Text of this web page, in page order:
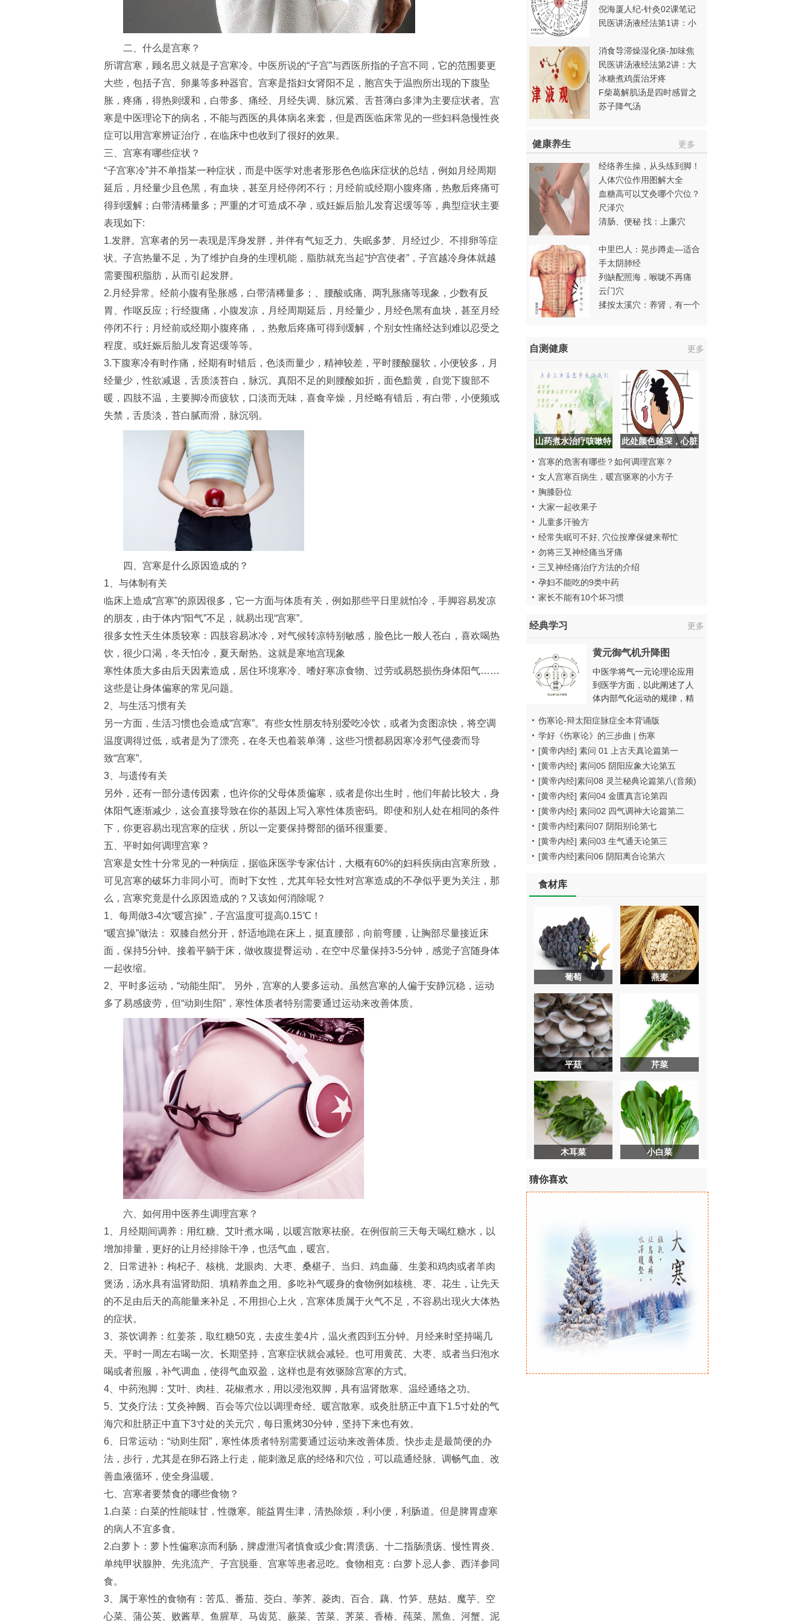
二、什么是宫寒？
所谓宫寒，顾名思义就是子宫寒冷。中医所说的“子宫”与西医所指的子宫不同，它的范围要更
大些，包括子宫、卵巢等多种器官。宫寒是指妇女肾阳不足，胞宫失于温煦所出现的下腹坠
胀，疼痛，得热则缓和，白带多、痛经、月经失调、脉沉紧、舌苔薄白多津为主要症状者。宫
寒是中医理论下的病名，不能与西医的具体病名来套，但是西医临床常见的一些妇科急慢性炎
症可以用宫寒辨证治疗，在临床中也收到了很好的效果。
三、宫寒有哪些症状？
“子宫寒冷”并不单指某一种症状，而是中医学对患者形形色色临床症状的总结，例如月经周期
延后，月经量少且色黑，有血块，甚至月经停闭不行；月经前或经期小腹疼痛，热敷后疼痛可
得到缓解；白带清稀量多；严重的才可造成不孕，或妊娠后胎儿发育迟缓等等，典型症状主要
表现如下:
1.发胖。宫寒者的另一表现是浑身发胖，并伴有气短乏力、失眠多梦、月经过少、不排卵等症
状。子宫热量不足，为了维护自身的生理机能，脂肪就充当起“护宫使者”，子宫越冷身体就越
需要囤积脂肪，从而引起发胖。
2.月经异常。经前小腹有坠胀感，白带清稀量多；、腰酸或痛、两乳胀痛等现象，少数有反
胃、作呕反应；行经腹痛，小腹发凉，月经周期延后，月经量少，月经色黑有血块，甚至月经
停闭不行；月经前或经期小腹疼痛，，热敷后疼痛可得到缓解，个别女性痛经达到难以忍受之
程度。或妊娠后胎儿发育迟缓等等。
3.下腹寒冷有时作痛，经期有时错后，色淡而量少，精神较差，平时腰酸腿软，小便较多，月
经量少，性欲减退，舌质淡苔白，脉沉。真阳不足的则腰酸如折，面色黯黄，自觉下腹部不
暖，四肢不温，主要脚冷而疲软，口淡而无味，喜食辛燥，月经略有错后，有白带，小便频或
失禁，舌质淡，苔白腻而滑，脉沉弱。
四、宫寒是什么原因造成的？
1、与体制有关
临床上造成“宫寒”的原因很多，它一方面与体质有关，例如那些平日里就怕冷，手脚容易发凉
的朋友，由于体内“阳气”不足，就易出现“宫寒”。
很多女性天生体质较寒：四肢容易冰冷，对气候转凉特别敏感，脸色比一般人苍白，喜欢喝热
饮，很少口渴，冬天怕冷，夏天耐热。这就是寒地宫现象
寒性体质大多由后天因素造成，居住环境寒冷、嗜好寒凉食物、过劳或易怒损伤身体阳气……
这些是让身体偏寒的常见问题。
2、与生活习惯有关
另一方面，生活习惯也会造成“宫寒”。有些女性朋友特别爱吃冷饮，或者为贪图凉快，将空调
温度调得过低，或者是为了漂亮，在冬天也着装单薄，这些习惯都易因寒冷邪气侵袭而导
致“宫寒”。
3、与遗传有关
另外，还有一部分遗传因素，也许你的父母体质偏寒，或者是你出生时，他们年龄比较大，身
体阳气逐渐减少，这会直接导致在你的基因上写入寒性体质密码。即使和别人处在相同的条件
下，你更容易出现宫寒的症状，所以一定要保持臀部的循环很重要。
五、平时如何调理宫寒？
宫寒是女性十分常见的一种病症，据临床医学专家估计，大概有60%的妇科疾病由宫寒所致，
可见宫寒的破坏力非同小可。而时下女性，尤其年轻女性对宫寒造成的不孕似乎更为关注，那
么，宫寒究竟是什么原因造成的？又该如何消除呢？
1、每周做3-4次“暖宫操”，子宫温度可提高0.15℃！
“暖宫操”做法： 双膝自然分开，舒适地跪在床上，挺直腰部，向前弯腰，让胸部尽量接近床
面，保持5分钟。接着平躺于床，做收腹提臀运动，在空中尽量保持3-5分钟，感觉子宫随身体
一起收缩。
2、平时多运动，“动能生阳”。 另外，宫寒的人要多运动。虽然宫寒的人偏于安静沉稳，运动
多了易感疲劳，但“动则生阳”，寒性体质者特别需要通过运动来改善体质。
六、如何用中医养生调理宫寒？
1、月经期间调养：用红糖、艾叶煮水喝，以暖宫散寒祛瘀。在例假前三天每天喝红糖水，以
增加排量，更好的让月经排除干净，也活气血，暖宫。
2、日常进补：枸杞子、核桃、龙眼肉、大枣、桑椹子、当归、鸡血藤、生姜和鸡肉或者羊肉
煲汤，汤水具有温肾助阳、填精养血之用。多吃补气暖身的食物例如核桃、枣、花生，让先天
的不足由后天的高能量来补足，不用担心上火，宫寒体质属于火气不足，不容易出现火大体热
的症状。
3、茶饮调养：红姜茶，取红糖50克，去皮生姜4片，温火煮四到五分钟。月经来时坚持喝几
天。平时一周左右喝一次。长期坚持，宫寒症状就会减轻。也可用黄芪、大枣、或者当归泡水
喝或者煎服，补气调血，使得气血双盈，这样也是有效驱除宫寒的方式。
4、中药泡脚：艾叶、肉桂、花椒煮水，用以浸泡双脚，具有温肾散寒、温经通络之功。
5、艾灸疗法：艾灸神阙、百会等穴位以调理奇经、暖宫散寒。或灸肚脐正中直下1.5寸处的气
海穴和肚脐正中直下3寸处的关元穴，每日熏烤30分钟，坚持下来也有效。
6、日常运动：“动则生阳”，寒性体质者特别需要通过运动来改善体质。快步走是最简便的办
法，步行，尤其是在卵石路上行走，能刺激足底的经络和穴位，可以疏通经脉、调畅气血、改
善血液循环，使全身温暖。
七、宫寒者要禁食的哪些食物？
1.白菜：白菜的性能味甘，性微寒。能益胃生津，清热除烦，利小便，利肠道。但是脾胃虚寒
的病人不宜多食。
2.白萝卜：萝卜性偏寒凉而利肠，脾虚泄泻者慎食或少食;胃溃疡、十二指肠溃疡、慢性胃炎、
单纯甲状腺肿、先兆流产、子宫脱垂、宫寒等患者忌吃。食物相克：白萝卜忌人参、西洋参同
食。
3、属于寒性的食物有：苦瓜、番茄、茭白、荸荠、菱肉、百合、藕、竹笋、慈姑、魔芋、空
心菜、蒲公英、败酱草、鱼腥草、马齿苋、蕨菜、苦菜、荠菜、香椿、莼菜、黑鱼、河蟹、泥
倪海厦人纪-针灸02课笔记
民医讲汤液经法第1讲：小
消食导滞燥湿化痰-加味焦
三仙为小孩消积食
民医讲汤液经法第2讲：大
泻肝汤
冰糖煮鸡蛋治牙疼
F柴葛解肌汤是四时感冒之
良方 李国平
苏子降气汤
健康养生 更多
经络养生操，从头练到脚！
（含动作分解）
人体穴位作用图解大全
血糖高可以艾灸哪个穴位？
尺泽穴
清肠、便秘 找：上廉穴
中里巴人：晃步蹲走—适合
秋天的养生方法
手太阴肺经
列缺配照海，喉咙不再痛
云门穴
揉按太溪穴：养肾，有一个
自测健康 更多
山药煮水治疗咳嗽特
效
此处颜色越深，心脏
血管堵得越厉害
宫寒的危害有哪些？如何调理宫寒？
女人宫寒百病生，暖宫驱寒的小方子
胸膝卧位
大家一起收果子
儿童多汗验方
经常失眠可不好, 穴位按摩保健来帮忙
勿将三叉神经痛当牙痛
三叉神经痛治疗方法的介绍
孕妇不能吃的9类中药
家长不能有10个坏习惯
经典学习 更多
黄元御气机升降图
中医学将气一元论理论应用
到医学方面，以此阐述了人
体内部气化运动的规律，精
[详细]
伤寒论-辩太阳症脉症全本背诵版
学好《伤寒论》的三步曲 | 伤寒
[黄帝内经] 素问 01 上古天真论篇第一
[黄帝内经] 素问05 阴阳应象大论第五
[黄帝内经]素问08 灵兰秘典论篇第八(音频)
[黄帝内经] 素问04 金匮真言论第四
[黄帝内经] 素问02 四气调神大论篇第二
[黄帝内经]素问07 阴阳别论第七
[黄帝内经] 素问03 生气通天论第三
[黄帝内经]素问06 阴阳离合论第六
食材库
葡萄 燕麦
平菇 芹菜
木耳菜 小白菜
猜你喜欢